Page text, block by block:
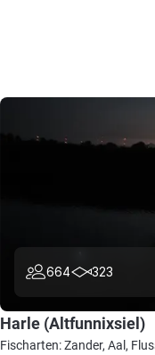
664 323
Harle (Altfunnixsiel)
Fischarten: Zander, Aal,